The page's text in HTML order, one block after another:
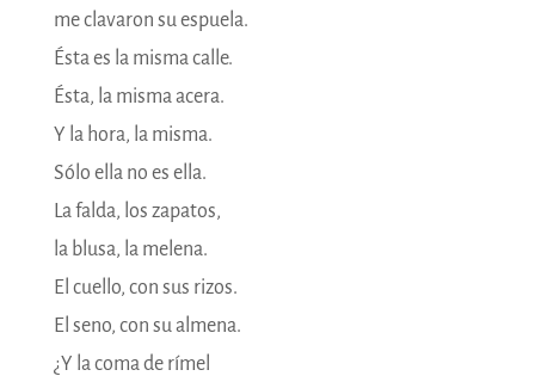
me clavaron su espuela.
Ésta es la misma calle.
Ésta, la misma acera.
Y la hora, la misma.
Sólo ella no es ella.
La falda, los zapatos,
la blusa, la melena.
El cuello, con sus rizos.
El seno, con su almena.
¿Y la coma de rímel